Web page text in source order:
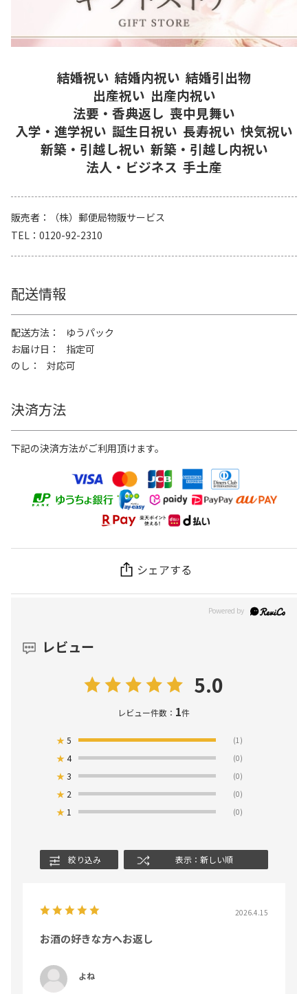
結婚祝い 結婚内祝い 結婚引出物
出産祝い 出産内祝い
法要・香典返し 喪中見舞い
入学・進学祝い 誕生日祝い 長寿祝い 快気祝い
新築・引越し祝い 新築・引越し内祝い
法人・ビジネス 手土産
販売者
（株）郵便局物販サービス
TEL
0120-92-2310
配送情報
配送方法
ゆうパック
お届け日
指定可
のし
対応可
決済方法
下記の決済方法がご利用頂けます。
シェアする
レビュー
5.0
レビュー件数： 1件
★5 (1)
★4 (0)
★3 (0)
★ 2 (0)
★ 1 (0)
絞り込み 表示：新しい順
2026.4.15
お酒の好きな方へお返し
よね